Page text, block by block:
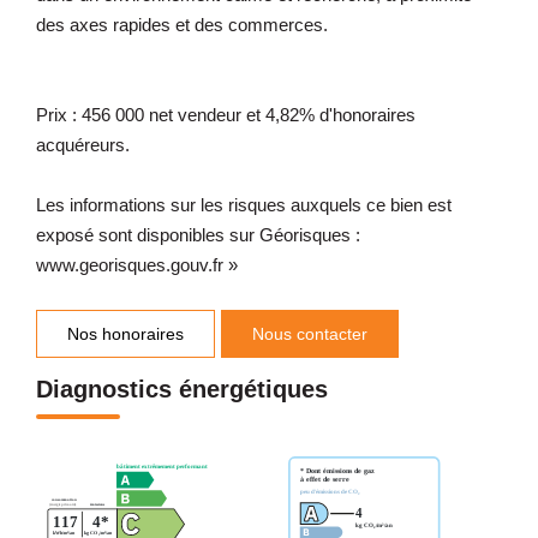
des axes rapides et des commerces.
Prix : 456 000 net vendeur et 4,82% d'honoraires
acquéreurs.
Les informations sur les risques auxquels ce bien est
exposé sont disponibles sur Géorisques :
www.georisques.gouv.fr »
Nos honoraires Nous contacter
Diagnostics énergétiques